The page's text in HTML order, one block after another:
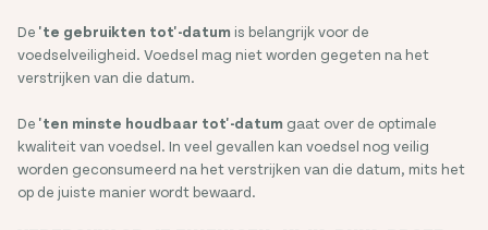
De 'te gebruikten tot'-datum is belangrijk voor de
voedselveiligheid. Voedsel mag niet worden gegeten na het
verstrijken van die datum.
De 'ten minste houdbaar tot'-datum gaat over de optimale
kwaliteit van voedsel. In veel gevallen kan voedsel nog veilig
worden geconsumeerd na het verstrijken van die datum, mits het
op de juiste manier wordt bewaard.